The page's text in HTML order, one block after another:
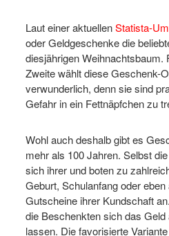
Laut einer aktuellenStatista-
oder Geldgeschenke die
diesjährigen Weihnachtsbaum.
Zweite wählt diese Geschenk-
verwunderlich, denn sie sind
Gefahr in ein Fettnäpfchen zu
Wohl auch deshalb gibt es
mehr als 100 Jahren. Selbst
sich ihrer und boten zu
Geburt, Schulanfang oder
Gutscheine ihrer Kundschaft
die Beschenkten sich das
lassen. Die favorisierte